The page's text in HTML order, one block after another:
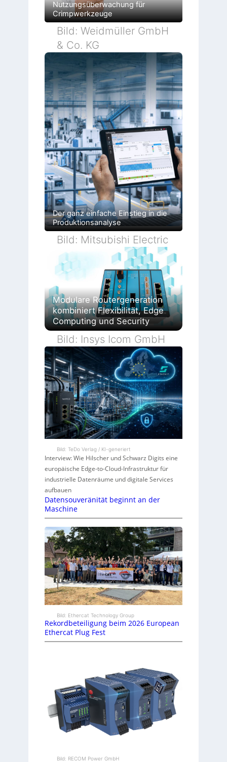
Nutzungsüberwachung für
Crimpwerkzeuge
Bild: Weidmüller GmbH
& Co. KG
Der ganz einfache Einstieg in die
Produktionsanalyse
Bild: Mitsubishi Electric
Modulare Routergeneration
kombiniert Flexibilität, Edge
Computing und Security
Bild: Insys Icom GmbH
Bild: TeDo Verlag / KI-generiert
Interview: Wie Hilscher und Schwarz Digits eine
europäische Edge-to-Cloud-Infrastruktur für
industrielle Datenräume und digitale Services
aufbauen
Datensouveränität beginnt an der
Maschine
Bild: Ethercat Technology Group
Rekordbeteiligung beim 2026 European
Ethercat Plug Fest
Bild: RECOM Power GmbH